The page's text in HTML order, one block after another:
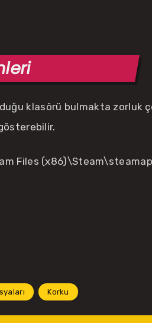
klasörü bulmakta zorluk
Files
Korku